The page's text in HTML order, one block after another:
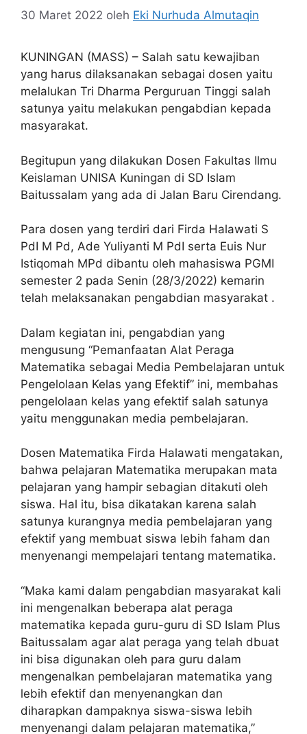
30 Maret 2022 oleh Eki Nurhuda Almutaqin
KUNINGAN (MASS) – Salah satu kewajiban
yang harus dilaksanakan sebagai dosen yaitu
melalukan Tri Dharma Perguruan Tinggi salah
satunya yaitu melakukan pengabdian kepada
masyarakat.
Begitupun yang dilakukan Dosen Fakultas Ilmu
Keislaman UNISA Kuningan di SD Islam
Baitussalam yang ada di Jalan Baru Cirendang.
Para dosen yang terdiri dari Firda Halawati S
PdI M Pd, Ade Yuliyanti M PdI serta Euis Nur
Istiqomah MPd dibantu oleh mahasiswa PGMI
semester 2 pada Senin (28/3/2022) kemarin
telah melaksanakan pengabdian masyarakat .
Dalam kegiatan ini, pengabdian yang
mengusung “Pemanfaatan Alat Peraga
Matematika sebagai Media Pembelajaran untuk
Pengelolaan Kelas yang Efektif” ini, membahas
pengelolaan kelas yang efektif salah satunya
yaitu menggunakan media pembelajaran.
Dosen Matematika Firda Halawati mengatakan,
bahwa pelajaran Matematika merupakan mata
pelajaran yang hampir sebagian ditakuti oleh
siswa. Hal itu, bisa dikatakan karena salah
satunya kurangnya media pembelajaran yang
efektif yang membuat siswa lebih faham dan
menyenangi mempelajari tentang matematika.
“Maka kami dalam pengabdian masyarakat kali
ini mengenalkan beberapa alat peraga
matematika kepada guru-guru di SD Islam Plus
Baitussalam agar alat peraga yang telah dbuat
ini bisa digunakan oleh para guru dalam
mengenalkan pembelajaran matematika yang
lebih efektif dan menyenangkan dan
diharapkan dampaknya siswa-siswa lebih
menyenangi dalam pelajaran matematika,”